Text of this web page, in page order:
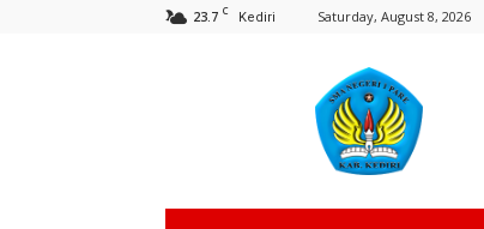
23.7 C Kediri Saturday, August 8, 2026
–